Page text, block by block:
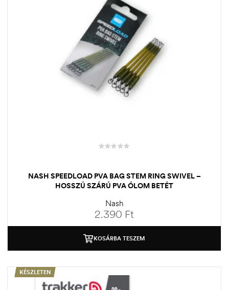
NASH SPEEDLOAD PVA BAG STEM RING SWIVEL –
HOSSZÚ SZÁRÚ PVA ÓLOM BETÉT
Nash
2.390 Ft
KOSÁRBA TESZEM
KÉSZLETEN